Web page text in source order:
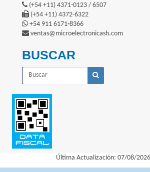
(+54 +11) 4371-0123 / 6507
(+54 +11) 4372-6322
+54 911 6171-8366
ventas@microelectronicash.com
BUSCAR
Última Actualización: 07/08/